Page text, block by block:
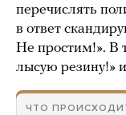
перечислять
в ответ
Не простим!». В
лысую резину!»
ЧТО